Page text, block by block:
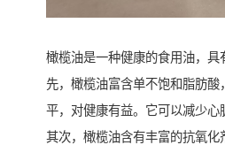
橄榄油是一种健康的食用油，具
先，橄榄油富含单不饱和脂肪酸
平，对健康有益。它可以减少心
其次，橄榄油含有丰富的抗氧化